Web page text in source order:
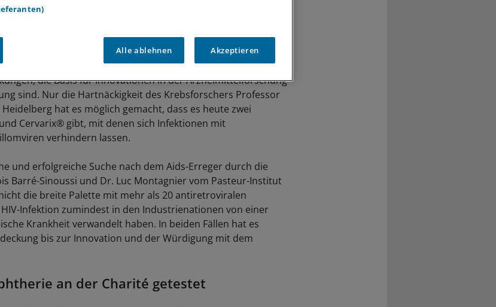
oder Medizin 2008 ist ein sehr gutes Beispiel für die
die Basis für Innovationen in der Arzneimittelforschung
sind. Nur die Hartnäckigkeit des Krebsforschers Professor
hat es möglich gemacht, dass es heute zwei
Cervarix® gibt, mit denen sich Infektionen mit
verhindern lassen.
und erfolgreiche Suche nach dem Aids-Erreger durch die
Barré-Sinoussi und Dr. Luc Montagnier vom Pasteur-Institut
die breite Palette mit mehr als 20 antiretroviralen
Infektion zumindest in den Industrienationen von einer
Krankheit verwandelt haben. In beiden Fällen hat es
bis zur Innovation und der Würdigung mit dem
an der Charité getestet
Alle ablehnen Akzeptieren